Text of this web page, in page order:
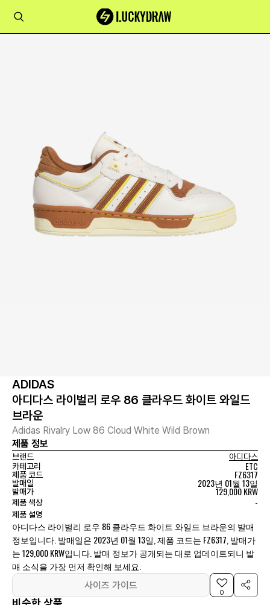
ADIDAS
아디다스 라이벌리 로우 86 클라우드 화이트 와일드
브라운
Adidas Rivalry Low 86 Cloud White Wild Brown
제품 정보
브랜드
아디다스
카테고리
ETC
제품 코드 FZ6317
발매일 2023년 01월 13일
발매가 129,000 KRW
제품 색상 -
제품 설명
아디다스 라이벌리 로우 86 클라우드 화이트 와일드 브라운의 발매
정보입니다. 발매일은 2023년 01월 13일, 제품 코드는 FZ6317, 발매가
는 129,000 KRW입니다. 발매 정보가 공개되는 대로 업데이트되니 발
매 소식을 가장 먼저 확인해 보세요.
사이즈 가이드
0